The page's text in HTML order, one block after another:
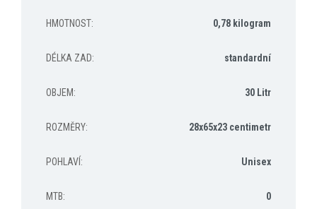
HMOTNOST: 0,78 kilogram
DÉLKA ZAD: standardní
OBJEM: 30 Litr
ROZMĚRY: 28x65x23 centimetr
POHLAVÍ : Unisex
MTB: 0